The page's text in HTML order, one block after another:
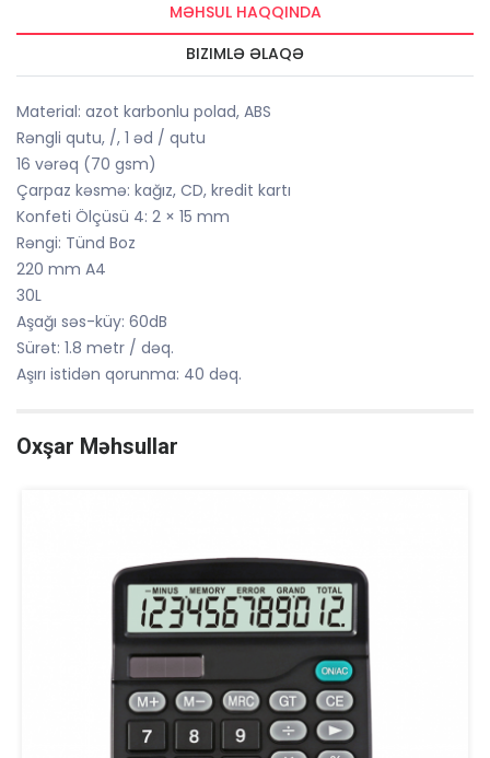
MƏHSUL HAQQINDA
BIZIMLƏ ƏLAQƏ
Material: azot karbonlu polad, ABS
Rəngli qutu, /, 1 əd / qutu
16 vərəq (70 gsm)
Çarpaz kəsmə: kağız, CD, kredit kartı
Konfeti Ölçüsü 4: 2 × 15 mm
Rəngi: Tünd Boz
220 mm A4
30L
Aşağı səs-küy: 60dB
Sürət: 1.8 metr / dəq.
Aşırı istidən qorunma: 40 dəq.
Oxşar Məhsullar